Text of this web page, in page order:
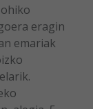
eragin
emariak